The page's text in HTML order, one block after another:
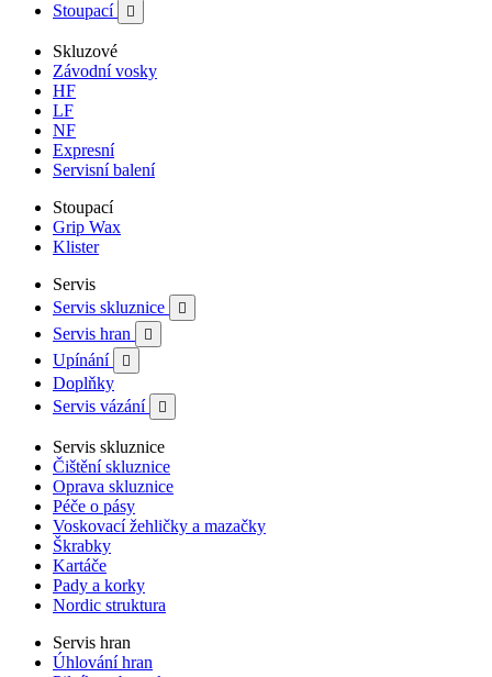
Stoupací 
Skluzové
Závodní vosky
HF
LF
NF
Expresní
Servisní balení
Stoupací
Grip Wax
Klister
Servis
Servis skluznice

Servis hran 
Upínání 
Doplňky
Servis vázání

Servis skluznice
Čištění skluznice
Oprava skluznice
Péče o pásy
Voskovací žehličky a mazačky
Škrabky
Kartáče
Pady a korky
Nordic struktura
Servis hran
Úhlování hran